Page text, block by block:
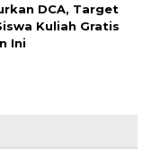
DCA, Target
Kuliah Gratis
Ini